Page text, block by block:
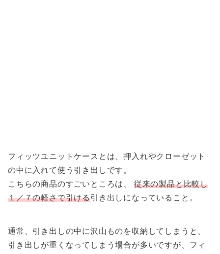
フィッツユニットケースとは、押入れやクローゼット
の中に入れて使う引き出しです。
こちらの商品のすごいところは、 従来の製品と比較し
１／７の軽さで引ける引き出しになっていること。
通常、引き出しの中に沢山ものを収納してしまうと、
引き出しが重くなってしまう場合が多いですが、フィ